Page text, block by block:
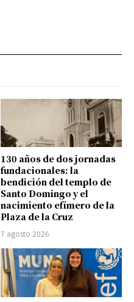
130 años de dos jornadas
fundacionales: la
bendición del templo de
Santo Domingo y el
nacimiento efímero de la
Plaza de la Cruz
7 agosto 2026